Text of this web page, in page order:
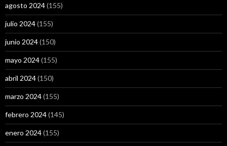
agosto 2024(155)
julio 2024(155)
junio 2024(150)
mayo 2024(155)
abril 2024(150)
marzo 2024(155)
febrero 2024(145)
enero 2024(155)